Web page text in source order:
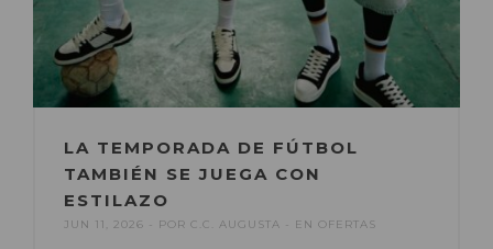
LA TEMPORADA DE FÚTBOL
TAMBIÉN SE JUEGA CON
ESTILAZO
JUN 11, 2026 POR C.C. AUGUSTA EN OFERTAS